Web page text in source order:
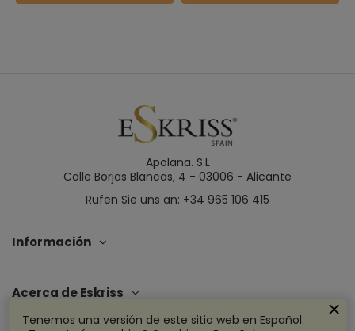
Apolana. S.L
Calle Borjas Blancas, 4 - 03006 - Alicante
Rufen Sie uns an: +34 965 106 415
Información
Acerca de Eskriss
Tenemos una versión de este sitio web en Español.